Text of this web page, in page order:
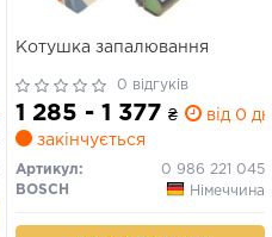
Котушка запалювання
0 відгуків
1 285 - 1 377 ₴
від 0
закінчується
Артикул:
0 986 221 045
BOSCH
Німеччина